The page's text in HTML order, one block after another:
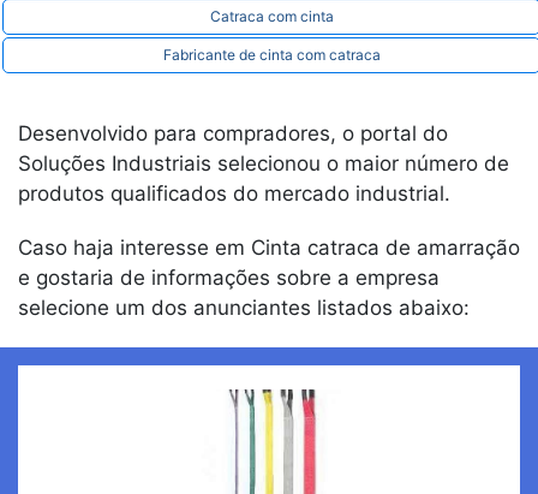
Catraca com cinta
Fabricante de cinta com catraca
Desenvolvido para compradores, o portal do
Soluções Industriais selecionou o maior número de
produtos qualificados do mercado industrial.
Caso haja interesse em Cinta catraca de amarração
e gostaria de informações sobre a empresa
selecione um dos anunciantes listados abaixo: